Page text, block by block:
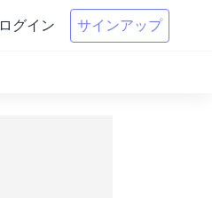
ログイン サインアップ